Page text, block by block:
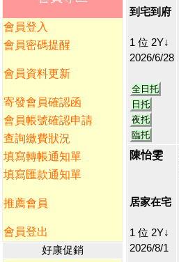
會員登入
會員密碼提醒
會員資料更新
寄發會員確認函
會員帳號確認申請
查詢繳費狀況
填寫轉帳通知單
填寫匯款通知單
推薦會員
會員登出
好康促銷
到宅到府
1 位 2Y↓
2026/6/28
全日托
日托
夜托
臨托
陳怡雯
居家在宅
1 位 2Y↓
2026/8/1